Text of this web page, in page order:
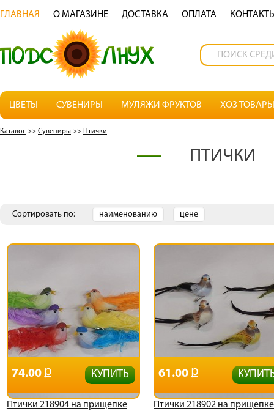
ГЛАВНАЯ О МАГАЗИНЕ ДОСТАВКА OПЛАТА
ЦВЕТЫ СУВЕНИРЫ МУЛЯЖИ ФРУКТОВ ХОЗ ТОВАРЫ
Каталог >> Сувениры >> Птички
ПТИЧКИ
Сортировать по: наименованию цене
Птички 218904 на прищепке
74.00 КУПИТЬ
Птички 218902 на прищепке
61.00